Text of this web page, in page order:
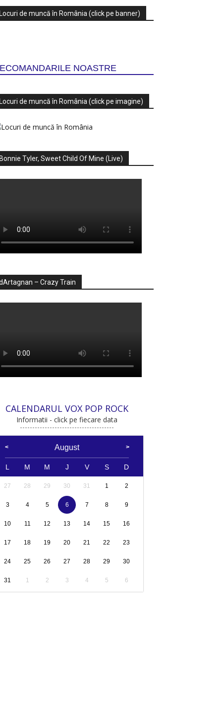
Locuri de muncă în România (click pe banner)
NOASTRE
Locuri de muncă în România (click pe imagine)
Bonnie Tyler, Sweet Child Of Mine (Live)
– Crazy Train
CALENDARUL VOX POP ROCK
Informatii - click pe fiecare data
August
L M M J V S D
27 28 29 30 31 1 2
3 4 5 6 7 8 9
10 11 12 13 14 15 16
17 18 19 20 21 22 23
24 25 26 27 28 29 30
31 1 2 3 4 5 6